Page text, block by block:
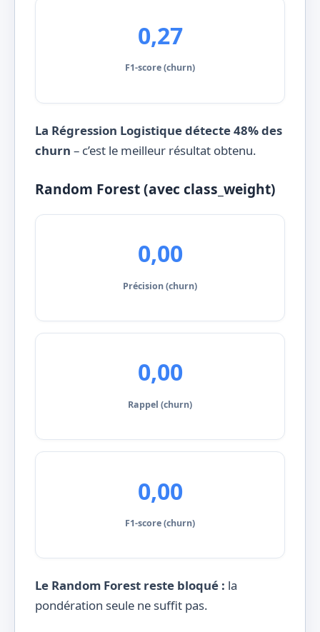
0,27
F1-score (churn)
La Régression Logistique détecte 48% des
churn – c’est le meilleur résultat obtenu.
Random Forest (avec class_weight)
0,00
Précision (churn)
0,00
Rappel (churn)
0,00
F1-score (churn)
Le Random Forest reste bloqué : la
pondération seule ne suffit pas.